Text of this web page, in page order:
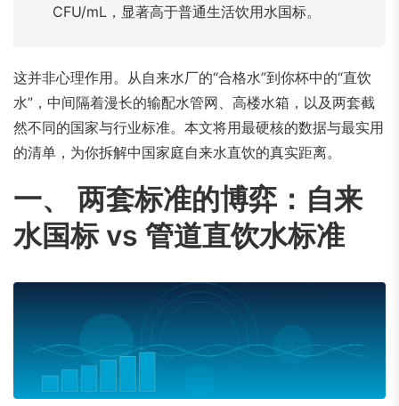
CFU/mL，显著高于普通生活饮用水国标。
这并非心理作用。从自来水厂的“合格水”到你杯中的“直饮
水”，中间隔着漫长的输配水管网、高楼水箱，以及两套截
然不同的国家与行业标准。本文将用最硬核的数据与最实用
的清单，为你拆解中国家庭自来水直饮的真实距离。
一、 两套标准的博弈：自来
水国标 vs 管道直饮水标准